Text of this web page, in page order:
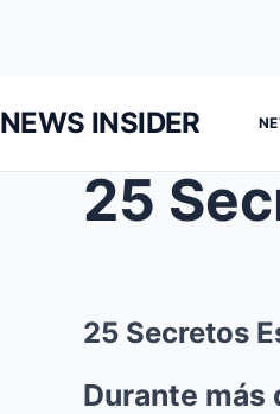
NEWS INSIDER
25 Secretos
Durante más